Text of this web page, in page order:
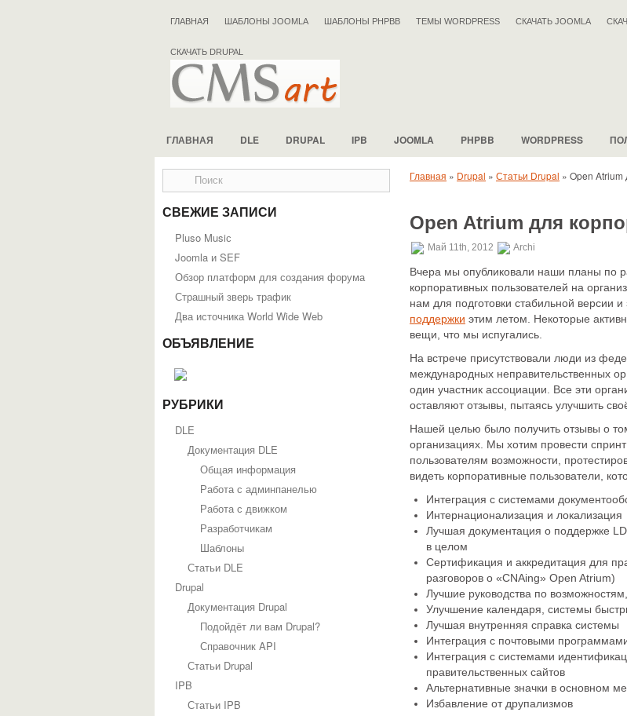
ГЛАВНАЯ ШАБЛОНЫ JOOMLA ШАБЛОНЫ PHPBB ТЕМЫ WORDPRESS СКАЧАТЬ JOOMLA
СКАЧАТЬ DRUPAL
ГЛАВНАЯ DLE DRUPAL IPB JOOMLA PHPBB WORDPRESS
СВЕЖИЕ ЗАПИСИ
Pluso Musiс
Joomla и SEF
Обзор платформ для создания форума
Страшный зверь трафик
Два источника World Wide Web
ОБЪЯВЛЕНИЕ
РУБРИКИ
DLE
Документация DLE
Общая информация
Работа с админпанелью
Работа с движком
Разработчикам
Шаблоны
Статьи DLE
Drupal
Документация Drupal
Подойдёт ли вам Drupal?
Справочник API
Статьи Drupal
IPB
Статьи IPB
Главная » Drupal » Статьи Drupal » Open Atrium
Open Atrium для
Май 11th, 2012 Archi
Вчера мы опубликовали наши планы по
корпоративных пользователей на
нам для подготовки стабильной версии и
поддержки этим летом. Некоторые
вещи, что мы испугались.
На встрече присутствовали люди из
международных неправительственных
один участник ассоциации. Все эти
оставляют отзывы, пытаясь улучшить
Нашей целью было получить отзывы о
организациях. Мы хотим провести
пользователям возможности,
видеть корпоративные пользователи,
Интеграция с системами
Интернационализация и локализация
Лучшая документация о поддержке
в целом
Сертификация и аккредитация для
разговоров о «CNAing» Open Atrium)
Лучшие руководства по
Улучшение календаря, системы
Лучшая внутренняя справка системы
Интеграция с почтовыми
Интеграция с системами
правительственных сайтов
Альтернативные значки в основном
Избавление от друпализмов